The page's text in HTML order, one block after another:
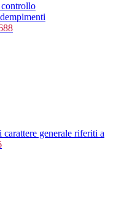
generale riferiti a